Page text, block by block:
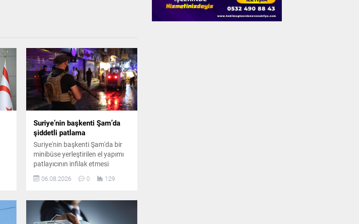
Suriye’nin başkenti Şam’da
şiddetli patlama
Suriye'nin başkenti Şam'da bir
minibüse yerleştirilen el yapımı
patlayıcının infilak etmesi
bildirildi. Saldırının Ceramana
açıklandı.
06.08.2026 0 129